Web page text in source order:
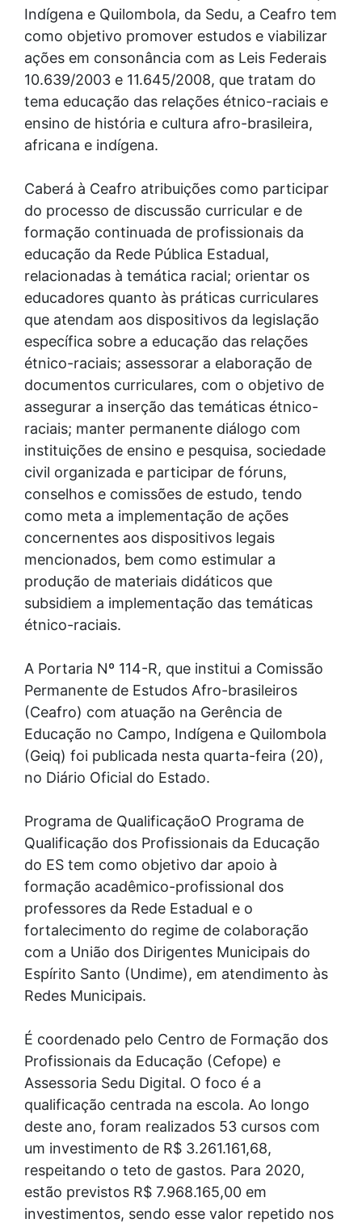
Indígena e Quilombola, da Sedu, a Ceafro tem
como objetivo promover estudos e viabilizar
ações em consonância com as Leis Federais
10.639/2003 e 11.645/2008, que tratam do
tema educação das relações étnico-raciais e
ensino de história e cultura afro-brasileira,
africana e indígena.
Caberá à Ceafro atribuições como participar
do processo de discussão curricular e de
formação continuada de profissionais da
educação da Rede Pública Estadual,
relacionadas à temática racial; orientar os
educadores quanto às práticas curriculares
que atendam aos dispositivos da legislação
específica sobre a educação das relações
étnico-raciais; assessorar a elaboração de
documentos curriculares, com o objetivo de
assegurar a inserção das temáticas étnico-
raciais; manter permanente diálogo com
instituições de ensino e pesquisa, sociedade
civil organizada e participar de fóruns,
conselhos e comissões de estudo, tendo
como meta a implementação de ações
concernentes aos dispositivos legais
mencionados, bem como estimular a
produção de materiais didáticos que
subsidiem a implementação das temáticas
étnico-raciais.
A Portaria Nº 114-R, que institui a Comissão
Permanente de Estudos Afro-brasileiros
(Ceafro) com atuação na Gerência de
Educação no Campo, Indígena e Quilombola
(Geiq) foi publicada nesta quarta-feira (20),
no Diário Oficial do Estado.
Programa de QualificaçãoO Programa de
Qualificação dos Profissionais da Educação
do ES tem como objetivo dar apoio à
formação acadêmico-profissional dos
professores da Rede Estadual e o
fortalecimento do regime de colaboração
com a União dos Dirigentes Municipais do
Espírito Santo (Undime), em atendimento às
Redes Municipais.
É coordenado pelo Centro de Formação dos
Profissionais da Educação (Cefope) e
Assessoria Sedu Digital. O foco é a
qualificação centrada na escola. Ao longo
deste ano, foram realizados 53 cursos com
um investimento de R$ 3.261.161,68,
respeitando o teto de gastos. Para 2020,
estão previstos R$ 7.968.165,00 em
investimentos, sendo esse valor repetido nos